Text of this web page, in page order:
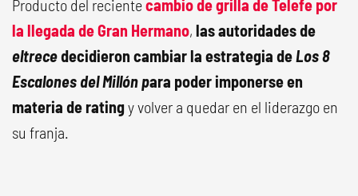
Producto del recientecambio de grilla de Telefe por
la llegada de Gran Hermano, las autoridades de
eltrecedecidieron cambiar la estrategia deLos 8
Escalones del Millón para poder imponerse en
materia de ratingy volver a quedar en el liderazgo en
su franja.